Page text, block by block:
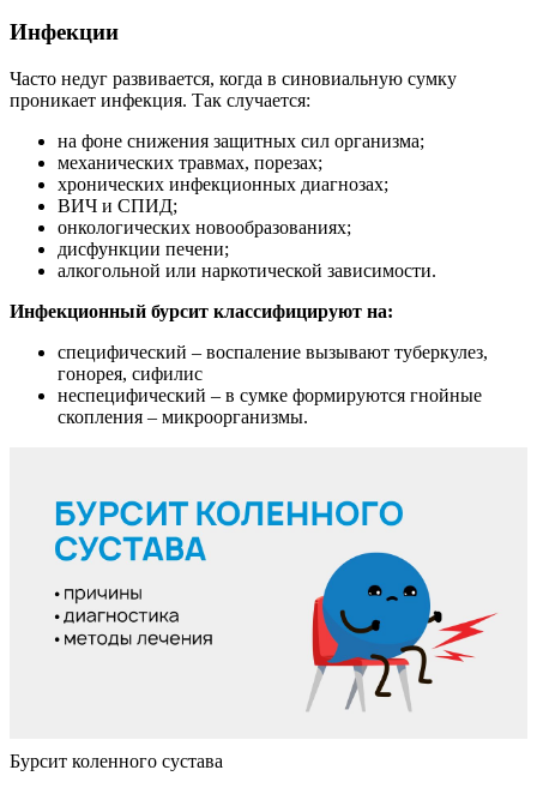
Инфекции
Часто недуг развивается, когда в синовиальную сумку
проникает инфекция. Так случается:
на фоне снижения защитных сил организма;
механических травмах, порезах;
хронических инфекционных диагнозах;
ВИЧ и СПИД;
онкологических новообразованиях;
дисфункции печени;
алкогольной или наркотической зависимости.
Инфекционный бурсит классифицируют на:
специфический – воспаление вызывают туберкулез,
гонорея, сифилис
неспецифический – в сумке формируются гнойные
скопления – микроорганизмы.
Бурсит коленного сустава